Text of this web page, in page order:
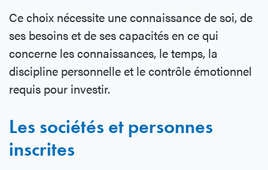
Ce choix nécessite une connaissance de soi, de
ses besoins et de ses capacités en ce qui
concerne les connaissances, le temps, la
discipline personnelle et le contrôle émotionnel
requis pour investir.
Les sociétés et personnes
inscrites